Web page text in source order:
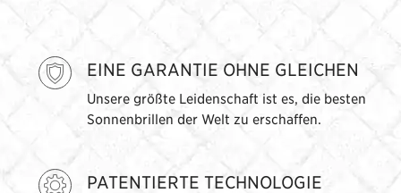
EINE GARANTIE OHNE GLEICHEN
Unsere größte Leidenschaft ist es, die besten
Sonnenbrillen der Welt zu erschaffen.
PATENTIERTE TECHNOLOGIE